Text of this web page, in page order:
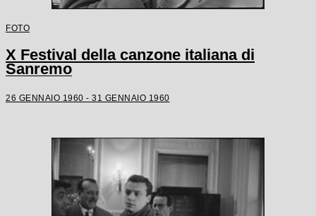
FOTO
X Festival della canzone italiana di
Sanremo
26 GENNAIO 1960 - 31 GENNAIO 1960